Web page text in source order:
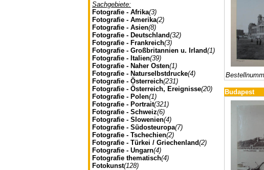
Sachgebiete:
Fotografie - Afrika(3)
Fotografie - Amerika(2)
Fotografie - Asien(8)
Fotografie - Deutschland(32)
Fotografie - Frankreich(3)
Fotografie - Großbritannien u. Irland(1)
Fotografie - Italien(39)
Fotografie - Naher Osten(1)
Fotografie - Naturselbstdrucke(4)
Fotografie - Österreich(231)
Fotografie - Österreich, Ereignisse(20)
Fotografie - Polen(1)
Fotografie - Portrait(321)
Fotografie - Schweiz(6)
Fotografie - Slowenien(4)
Fotografie - Südosteuropa(7)
Fotografie - Tschechien(2)
Fotografie - Türkei / Griechenland(2)
Fotografie - Ungarn(4)
Fotografie thematisch(4)
Fotokunst(128)
Budapest